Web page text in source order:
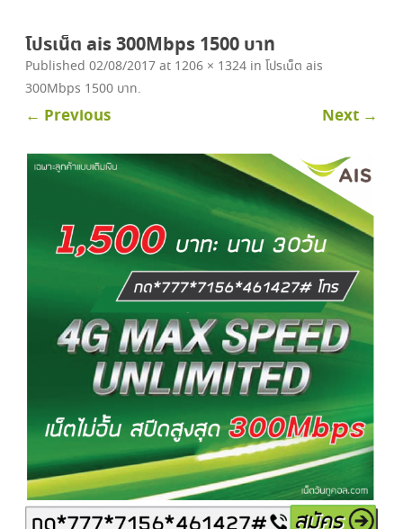
to
content
โปรเน็ต ais 300Mbps 1500 บาท
Published 02/08/2017 at 1206 × 1324 in โปรเน็ต ais
300Mbps 1500 บาท.
← Previous Next →